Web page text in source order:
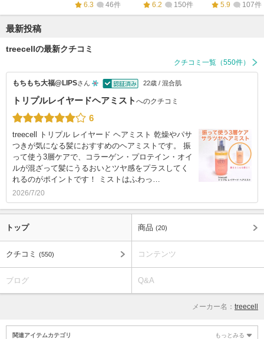
6.3
46件
6.2
150件
5.9
107件
最新投稿
treecellの最新クチコミ
クチコミ一覧（550件）
もちもち大福@LIPSさん 22歳 / 混合肌
トリプルレイヤードヘアミスト へのクチコミ
6
treecell トリプル レイヤード ヘアミスト 乾燥やパサ
つきが気になる髪におすすめのヘアミストです。 振
って使う3層ケアで、コラーゲン・プロテイン・オイ
ルが混ざって髪にうるおいとツヤ感をプラスしてく
れるのがポイントです！ ミストはふわっ…
2026/7/20
トップ 商品 (20)
クチコミ (550) コンテンツ
ブログ Q&A
メーカー名： treecell
関連アイテムカテゴリ もっとみる